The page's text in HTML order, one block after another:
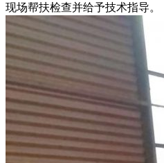
现场帮扶检查并给予技术指导。